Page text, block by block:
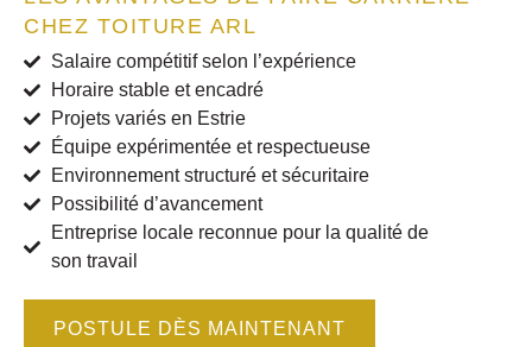
CHEZ TOITURE ARL
Salaire compétitif selon l’expérience
Horaire stable et encadré
Projets variés en Estrie
Équipe expérimentée et respectueuse
Environnement structuré et sécuritaire
Possibilité d’avancement
Entreprise locale reconnue pour la qualité de
son travail
POSTULE DÈS MAINTENANT